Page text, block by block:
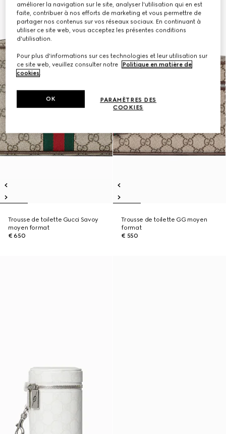
Trousse de toilette Gucci Savoy
moyen format
€ 650
Trousse de toilette GG moyen
format
€ 550
améliorer la navigation sur le site, analyser l'utilisation qui en est
faite, contribuer à nos efforts de marketing et vous permettre de
partager nos contenus sur vos réseaux sociaux. En continuant à
utiliser ce site web, vous acceptez les présentes conditions
d'utilisation.
Pour plus d'informations sur ces technologies et leur utilisation sur
ce site web, veuillez consulter notre
Politique en matière de
cookies.
PARAMÈTRES DES
COOKIES
OK